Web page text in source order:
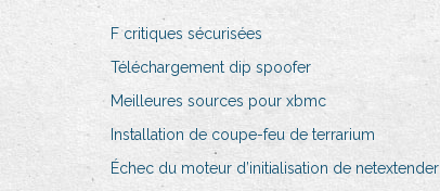
F critiques sécurisées
Téléchargement dip spoofer
Meilleures sources pour xbmc
Installation de coupe-feu de terrarium
Échec du moteur d’initialisation de netextender